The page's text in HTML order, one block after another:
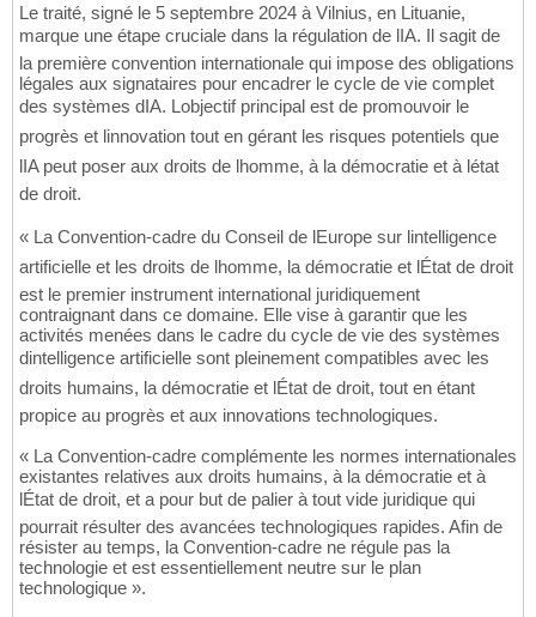
Le traité, signé le 5 septembre 2024 à Vilnius, en Lituanie,
marque une étape cruciale dans la régulation de lIA. Il sagit de
la première convention internationale qui impose des obligations
légales aux signataires pour encadrer le cycle de vie complet
des systèmes dIA. Lobjectif principal est de promouvoir le
progrès et linnovation tout en gérant les risques potentiels que
lIA peut poser aux droits de lhomme, à la démocratie et à létat
de droit.
« La Convention-cadre du Conseil de lEurope sur lintelligence
artificielle et les droits de lhomme, la démocratie et lÉtat de droit
est le premier instrument international juridiquement
contraignant dans ce domaine. Elle vise à garantir que les
activités menées dans le cadre du cycle de vie des systèmes
dintelligence artificielle sont pleinement compatibles avec les
droits humains, la démocratie et lÉtat de droit, tout en étant
propice au progrès et aux innovations technologiques.
« La Convention-cadre complémente les normes internationales
existantes relatives aux droits humains, à la démocratie et à
lÉtat de droit, et a pour but de palier à tout vide juridique qui
pourrait résulter des avancées technologiques rapides. Afin de
résister au temps, la Convention-cadre ne régule pas la
technologie et est essentiellement neutre sur le plan
technologique ».